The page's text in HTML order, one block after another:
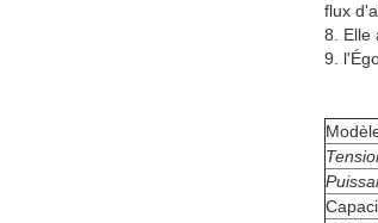
flux
8. Elle
9.